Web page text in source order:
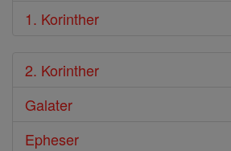
1. Korinther
2. Korinther
Galater
Epheser